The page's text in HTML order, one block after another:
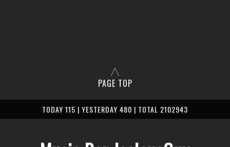
PAGE TOP
TODAY 115 | YESTERDAY 480 | TOTAL 2102943